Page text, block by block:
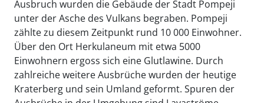
Ausbruch wurden die Gebäude der Stadt Pompeji
unter der Asche des Vulkans begraben. Pompeji
zählte zu diesem Zeitpunkt rund 10 000 Einwohner.
Über den Ort Herkulaneum mit etwa 5000
Einwohnern ergoss sich eine Glutlawine. Durch
zahlreiche weitere Ausbrüche wurden der heutige
Kraterberg und sein Umland geformt. Spuren der